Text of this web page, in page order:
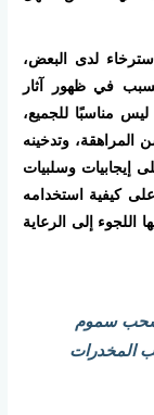
لدى البعض،
في ظهور آثار
مناسبًا للجميع،
وتدخينه
إيجابيات وسلبيات
كيفية استخدامه
إلى الرعاية
سموم
المخدرات